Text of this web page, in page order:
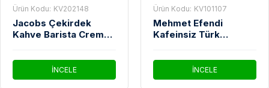
Ürün Kodu: KV202148
Jacobs Çekirdek
Kahve Barista Crema
İNCELE
Ürün Kodu: KV101107
Mehmet Efendi
Kafeinsiz Türk
İNCELE